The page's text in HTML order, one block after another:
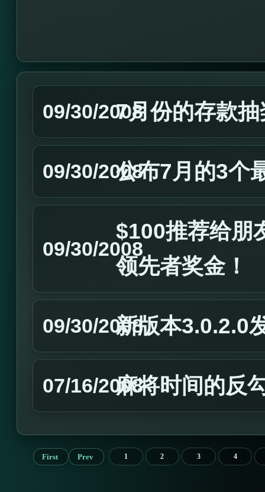
09/30/20087月份的存款
09/30/2008公布7月的3个
09/30/2008
$100推荐给朋
领先者奖金！
09/30/2008新版本3.0.2.0
07/16/2008麻将时间的反
First Prev 1 2 3 4